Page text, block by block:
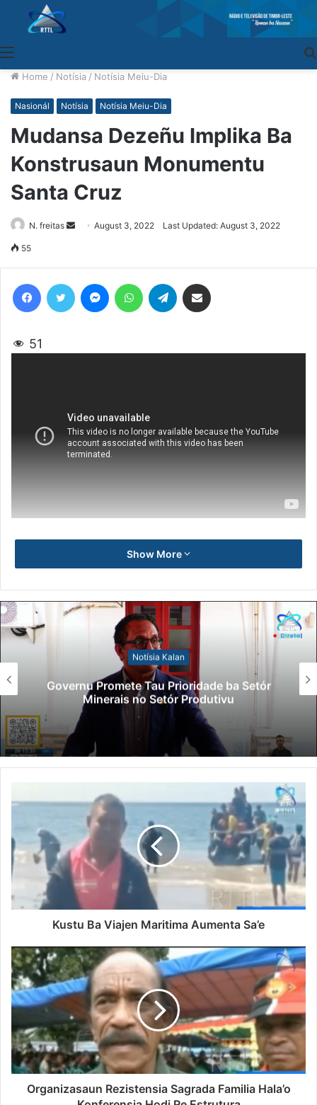
Home / Notísia / Notísia Meiu-Dia
Nasionál Notísia Notísia Meiu-Dia
Mudansa Dezeñu Implika Ba
Konstrusaun Monumentu
Santa Cruz
N. freitas
SendAugust 3, 2022 Last Updated: August 3, 2022
55
51
Show More
Notísia Kalan
Lei Siberseguransa Ajuda Autoridade
Polisiál Kaptura Autór Kriminozu ho
Paradeiru Iha Estranjeiru
Kustu Ba Viajen Maritima Aumenta Sa’e
Organizasaun Rezistensia Sagrada Familia Hala’o